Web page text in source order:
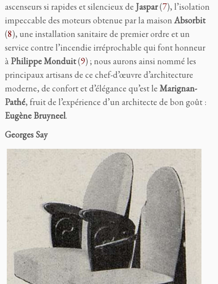
ascenseurs si rapides et silencieux de Jaspar(7), l’isolation
impeccable des moteurs obtenue par la maisonAbsorbit
(8), une installation sanitaire de premier ordre et un
service contre l’incendie irréprochable qui font honneur
à Philippe Monduit(9) ; nous aurons ainsi nommé les
principaux artisans de ce chef-d’œuvre d’architecture
moderne, de confort et d’élégance qu’est le Marignan-
Pathé, fruit de l’expérience d’un architecte de bon goût :
Eugène Bruyneel.
Georges Say